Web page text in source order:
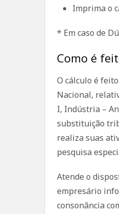
Imprima o
* Em caso de
Como é
O cálculo é
Nacional,
I, Indústria –
substituição
realiza suas
pesquisa
Atende o
empresário
consonância